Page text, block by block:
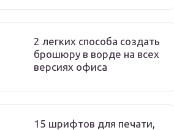
2 легких способа создать
брошюру в ворде на всех
версиях офиса
15 шрифтов для печати,